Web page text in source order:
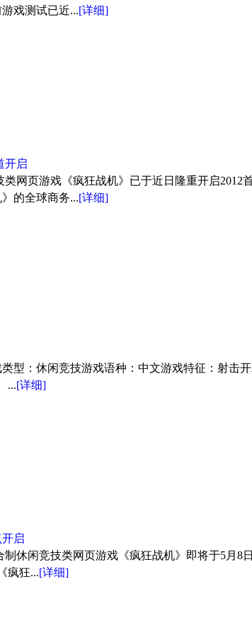
戏测试已近...[详细]
开启
网页游戏《疯狂战机》已于近日隆重开启
的全球商务...[详细]
型：休闲竞技游戏语种：中文游戏特征：射击
...[详细]
启
休闲竞技类网页游戏《疯狂战机》即将于5月
疯狂...[详细]